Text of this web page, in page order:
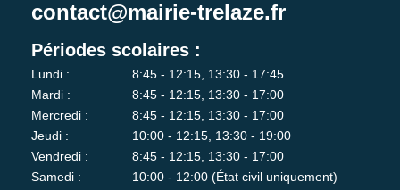
contact@mairie-trelaze.fr
Périodes scolaires :
Lundi :
8:45 - 12:15, 13:30 - 17:45
Mardi :
8:45 - 12:15, 13:30 - 17:00
Mercredi :
8:45 - 12:15, 13:30 - 17:00
Jeudi :
10:00 - 12:15, 13:30 - 19:00
Vendredi :
8:45 - 12:15, 13:30 - 17:00
Samedi :
10:00 - 12:00 (État civil uniquement)